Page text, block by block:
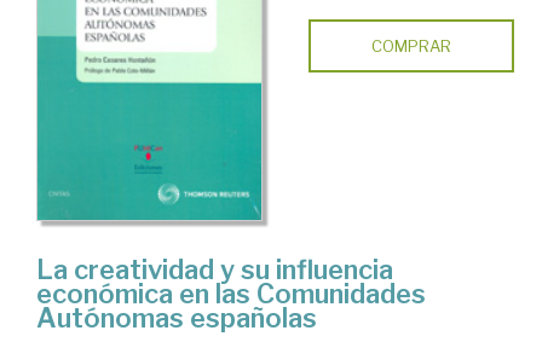
COMPRAR
La creatividad y su influencia
económica en las Comunidades
Autónomas españolas